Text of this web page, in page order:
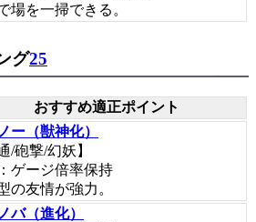
場を一掃できる。
グ25
おすすめ適正ポイント
ー（獣神化）
/砲撃/幻妖】
ゲージ倍率保持
の友情が強力。
バ（進化）